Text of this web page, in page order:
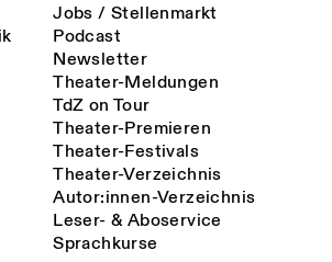
Jobs / Stellenmarkt
Podcast
Newsletter
Theater-Meldungen
TdZ on Tour
Theater-Premieren
Theater-Festivals
Theater-Verzeichnis
Autor:innen-Verzeichnis
Leser- & Aboservice
Sprachkurse